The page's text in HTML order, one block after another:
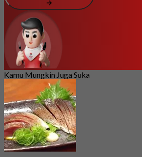
Kamu Mungkin Juga Suka